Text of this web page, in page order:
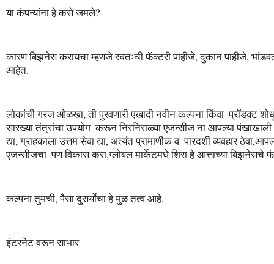
या कंपन्यांना हे कसे जमले?
कारण बिझनेस करायचा म्हणजे स्वतःची फॅक्टरी पाहीजे, दुकान पाहीजे,
आहेत.
लोकांची गरज ओळखा, ती पुरवणारी एखादी नवीन कल्पना किंवा  प्रॉडक्ट
सारख्या तंत्रांचा उपयोग  करून निरनिराळ्या एजन्सीज ना आपल्या
द्या, ग्राहकाला उत्तम सेवा द्या, अत्यंत प्रामाणीक व  पारदर्शी व्यवहार
एजन्सीजचा  पण विकास करा,ग्लोबल मार्केटमधे शिरा हे आत्ताच्या
कल्पना तुमची, पैसा दुसर्याेचा हे मुळ तत्व आहे.
इंटरनेट वरून साभार